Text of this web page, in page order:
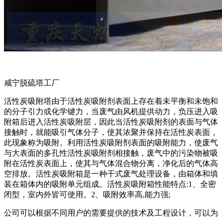
咸宁脱硫塔工厂
活性炭吸附塔由于活性炭吸附剂表面上存在着未平衡和未饱和
的分子引力或化学键力，当废气由风机提供动力，负压进入吸
附箱后进入活性炭吸附层，因此当活性炭吸附剂的表面与气体
接触时，就能吸引气体分子，使其浓聚并保持在活性炭表面，
此现象称为吸附。利用活性炭吸附剂表面的吸附能力，使废气
与大表面的多孔性活性炭吸附剂相接触，废气中的污染物被吸
附在活性炭表面上，使其与气体混合物分离，净化后的气体高
空排放。活性炭吸附箱是一种干式废气处理设备，由箱体和填
装在箱体内的吸附单元组成。活性炭吸附箱性能特点:1、全密
闭型，室内外皆可使用。2、吸附效率高,能力强;
公司可以根据不同用户的需要提供的技术及工程设计，可以为